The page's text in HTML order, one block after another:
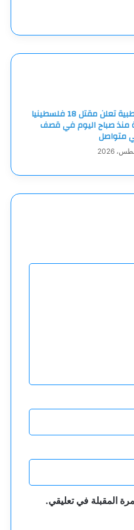
مصادر طبية تعلن مقتل 18 فلسطينيا
منذ صباح اليوم في قصف
متواصل
المقبلة في تعليقي.